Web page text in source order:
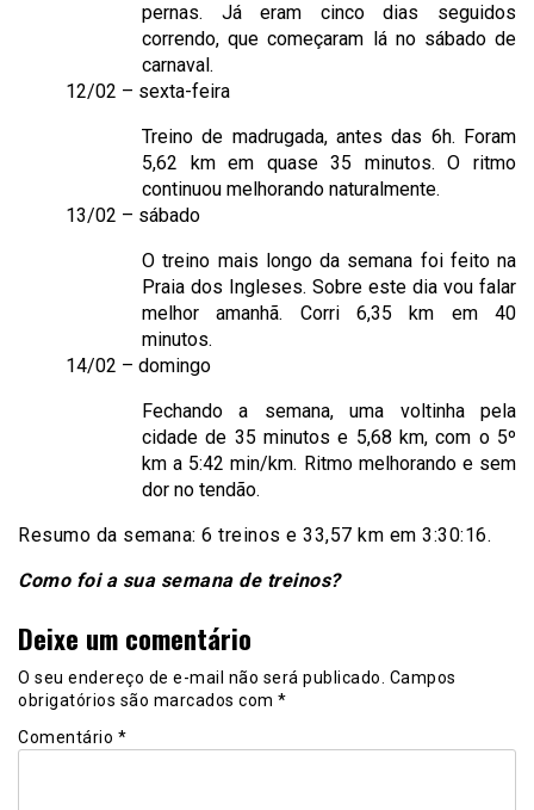
pernas. Já eram cinco dias seguidos
correndo, que começaram lá no sábado de
carnaval.
12/02 – sexta-feira
Treino de madrugada, antes das 6h. Foram
5,62 km em quase 35 minutos. O ritmo
continuou melhorando naturalmente.
13/02 – sábado
O treino mais longo da semana foi feito na
Praia dos Ingleses. Sobre este dia vou falar
melhor amanhã. Corri 6,35 km em 40
minutos.
14/02 – domingo
Fechando a semana, uma voltinha pela
cidade de 35 minutos e 5,68 km, com o 5º
km a 5:42 min/km. Ritmo melhorando e sem
dor no tendão.
Resumo da semana: 6 treinos e 33,57 km em 3:30:16.
Como foi a sua semana de treinos?
Deixe um comentário
O seu endereço de e-mail não será publicado. Campos
obrigatórios são marcados com *
Comentário *